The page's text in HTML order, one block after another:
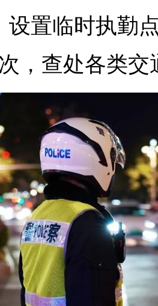
设置临时执勤
，查处各类